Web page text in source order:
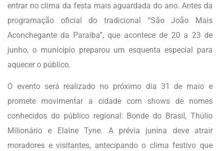
entrar no clima da festa mais aguardada do ano. Antes da
programação oficial do tradicional “São João Mais
Aconchegante da Paraíba”, que acontece de 20 a 23 de
junho, o município preparou um esquenta especial para
aquecer o público.
O evento será realizado no próximo dia 31 de maio e
promete movimentar a cidade com shows de nomes
conhecidos do público regional: Bonde do Brasil, Thúlio
Milionário e Elaine Tyne. A prévia junina deve atrair
moradores e visitantes, antecipando o clima festivo que